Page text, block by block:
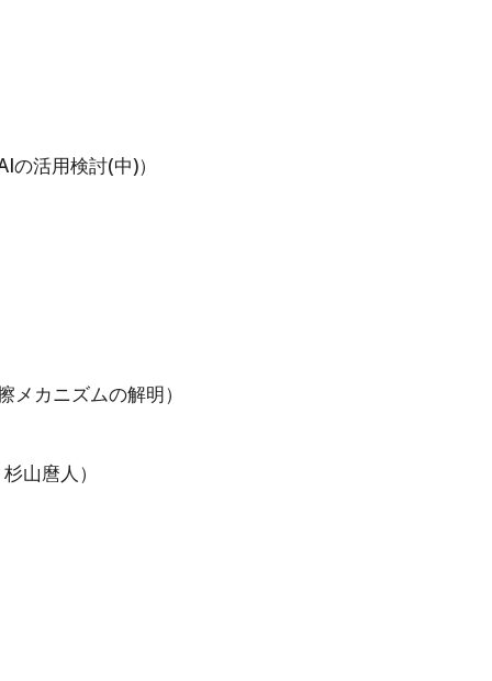
活用検討(中)）
カニズムの解明）
山麿人）